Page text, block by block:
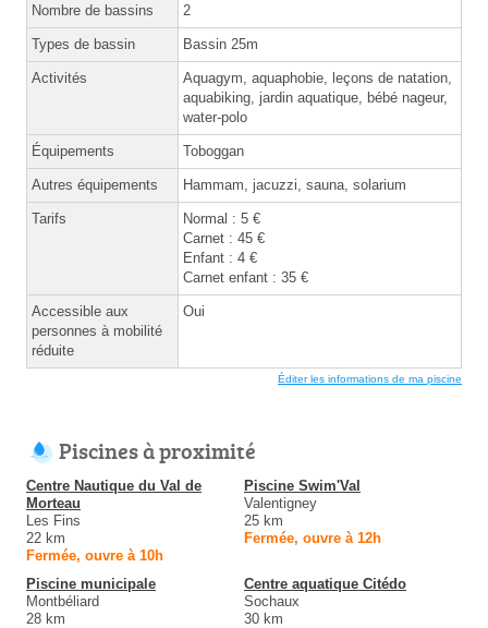
Nombre de bassins 2
Types de bassin Bassin 25m
Activités
Aquagym, aquaphobie, leçons de natation,
aquabiking, jardin aquatique, bébé nageur,
water-polo
Équipements Toboggan
Autres équipements Hammam, jacuzzi, sauna, solarium
Tarifs
Normal : 5 €
Carnet : 45 €
Enfant : 4 €
Carnet enfant : 35 €
Accessible aux
personnes à mobilité
réduite
Oui
Éditer les informations de ma piscine
Piscines à proximité
Centre Nautique du Val de
Morteau
Les Fins
22 km
Fermée, ouvre à 10h
Piscine Swim'Val
Valentigney
25 km
Fermée, ouvre à 12h
Piscine municipale
Montbéliard
28 km
Centre aquatique Citédo
Sochaux
30 km